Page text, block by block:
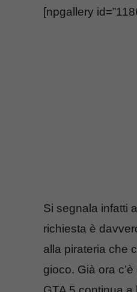
[npgallery
Si segnala infatti
richiesta è
alla pirateria che
gioco. Già ora